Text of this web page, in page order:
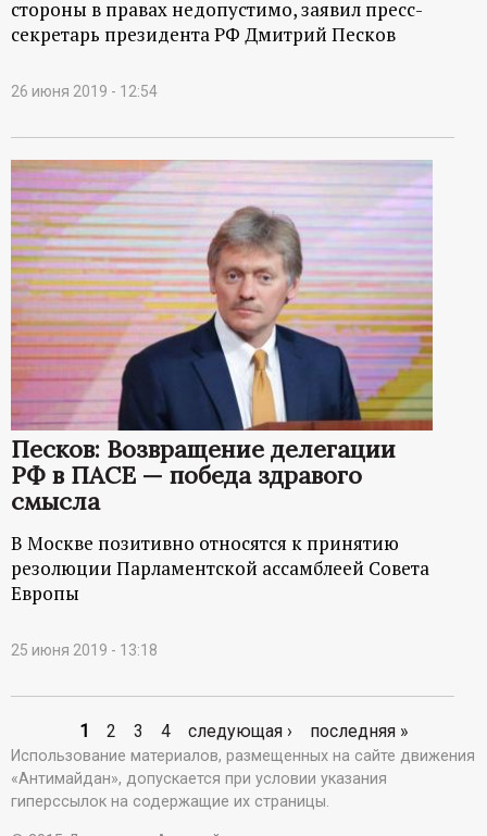
стороны в правах недопустимо, заявил пресс-
секретарь президента РФ Дмитрий Песков
26 июня 2019 - 12:54
Песков: Возвращение делегации
РФ в ПАСЕ — победа здравого
смысла
В Москве позитивно относятся к принятию
резолюции Парламентской ассамблеей Совета
Европы
25 июня 2019 - 13:18
С
т
1 2 3 4 следующая › последняя »
Использование материалов, размещенных на сайте движения
«Антимайдан», допускается при условии указания
гиперссылок на содержащие их страницы.